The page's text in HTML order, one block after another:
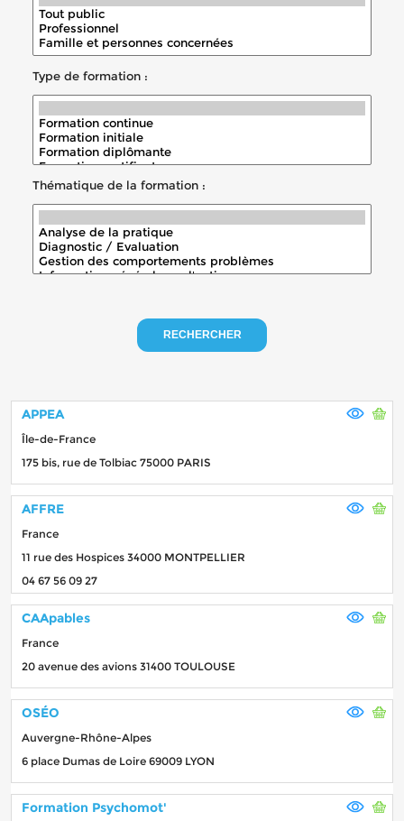
Type de formation :
Thématique de la formation :
RECHERCHER
APPEA
Île-de-France
175 bis, rue de Tolbiac 75000 PARIS
AFFRE
France
11 rue des Hospices 34000 MONTPELLIER
04 67 56 09 27
CAApables
France
20 avenue des avions 31400 TOULOUSE
OSÉO
Auvergne-Rhône-Alpes
6 place Dumas de Loire 69009 LYON
Formation Psychomot'